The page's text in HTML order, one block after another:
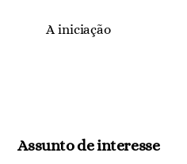
A iniciação
Assunto de interesse